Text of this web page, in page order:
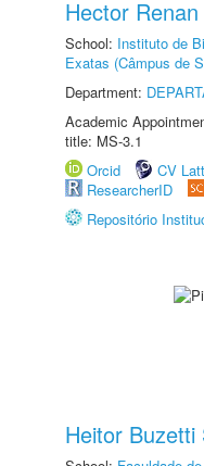
Hector
School: Instituto de
Exatas (Câmpus de
Department:
Academic
title: MS-3.1
Orcid
CV
ResearcherID
Repositório
Heitor